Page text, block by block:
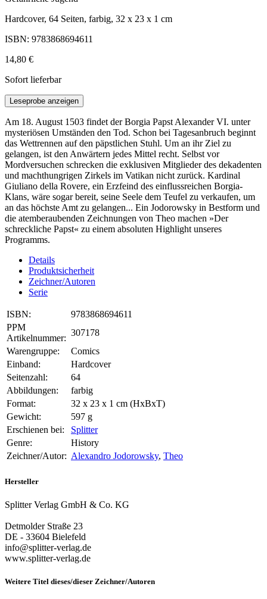
Hardcover, 64 Seiten, farbig, 32 x 23 x 1 cm
ISBN: 9783868694611
14,80 €
Sofort lieferbar
Leseprobe anzeigen
Am 18. August 1503 findet der Borgia Papst Alexander VI. unter
mysteriösen Umständen den Tod. Schon bei Tagesanbruch beginnt
das Wettrennen auf den päpstlichen Stuhl. Um an ihr Ziel zu
gelangen, ist den Anwärtern jedes Mittel recht. Selbst vor
Mordversuchen schrecken die exklusiven Mitglieder des dekadenten
und machthungrigen Zirkels im Vatikan nicht zurück. Kardinal
Giuliano della Rovere, ein Erzfeind des einflussreichen Borgia-
Klans, wäre sogar bereit, seine Seele dem Teufel zu verkaufen, um
an das höchste Amt zu gelangen... Ein Jodorowsky in Bestform und
die atemberaubenden Zeichnungen von Theo machen »Der
schreckliche Papst« zu einem absoluten Highlight unseres
Programms.
Details
Produktsicherheit
Zeichner/Autoren
Serie
ISBN:
9783868694611
PPM
Artikelnummer:
307178
Warengruppe:
Comics
Einband:
Hardcover
Seitenzahl:
64
Abbildungen:
farbig
Format:
32 x 23 x 1 cm (HxBxT)
Gewicht:
597 g
Erschienen bei:
Splitter
Genre:
History
Zeichner/Autor: Alexandro Jodorowsky, Theo
Hersteller
Splitter Verlag GmbH & Co. KG
Detmolder Straße 23
DE - 33604 Bielefeld
info@splitter-verlag.de
www.splitter-verlag.de
Weitere Titel dieses/dieser Zeichner/Autoren